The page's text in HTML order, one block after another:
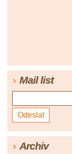
Mail list
Archiv